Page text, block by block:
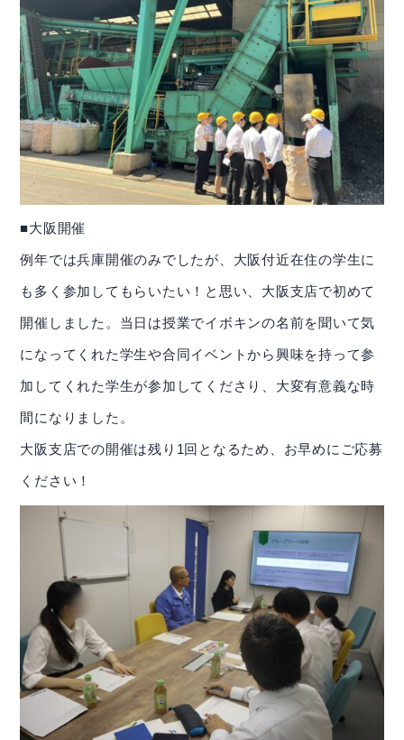
■大阪開催
例年では兵庫開催のみでしたが、大阪付近在住の学生に
も多く参加してもらいたい！と思い、大阪支店で初めて
開催しました。当日は授業でイボキンの名前を聞いて気
になってくれた学生や合同イベントから興味を持って参
加してくれた学生が参加してくださり、大変有意義な時
間になりました。
大阪支店での開催は残り1回となるため、お早めにご応募
ください！